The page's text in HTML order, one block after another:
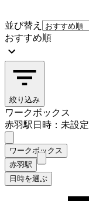
並び替え
おすすめ順
絞り込み
ワークボックス
赤羽駅日時：未設定
ワークボックス
赤羽駅
日時を選ぶ